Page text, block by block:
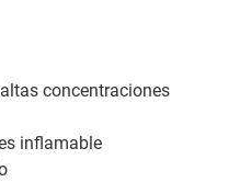
concentraciones
inflamable